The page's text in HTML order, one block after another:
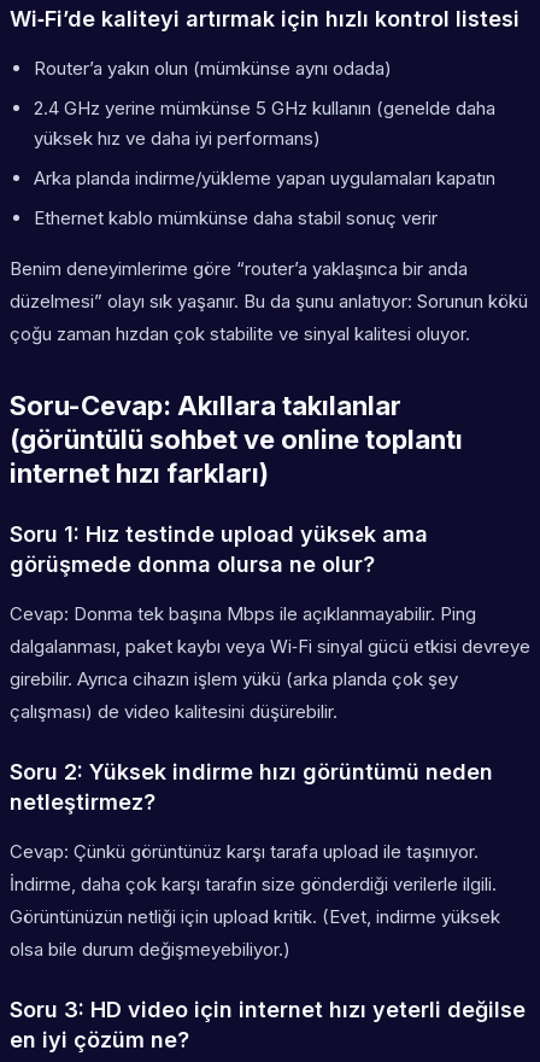
Wi‑Fi’de kaliteyi artırmak için hızlı kontrol listesi
Router’a yakın olun (mümkünse aynı odada)
2.4 GHz yerine mümkünse 5 GHz kullanın (genelde daha
yüksek hız ve daha iyi performans)
Arka planda indirme/yükleme yapan uygulamaları kapatın
Ethernet kablo mümkünse daha stabil sonuç verir
Benim deneyimlerime göre “router’a yaklaşınca bir anda
düzelmesi” olayı sık yaşanır. Bu da şunu anlatıyor: Sorunun kökü
çoğu zaman hızdan çok stabilite ve sinyal kalitesi oluyor.
Soru-Cevap: Akıllara takılanlar
(görüntülü sohbet ve online toplantı
internet hızı farkları)
Soru 1: Hız testinde upload yüksek ama
görüşmede donma olursa ne olur?
Cevap: Donma tek başına Mbps ile açıklanmayabilir. Ping
dalgalanması, paket kaybı veya Wi‑Fi sinyal gücü etkisi devreye
girebilir. Ayrıca cihazın işlem yükü (arka planda çok şey
çalışması) de video kalitesini düşürebilir.
Soru 2: Yüksek indirme hızı görüntümü neden
netleştirmez?
Cevap: Çünkü görüntünüz karşı tarafa upload ile taşınıyor.
İndirme, daha çok karşı tarafın size gönderdiği verilerle ilgili.
Görüntünüzün netliği için upload kritik. (Evet, indirme yüksek
olsa bile durum değişmeyebiliyor.)
Soru 3: HD video için internet hızı yeterli değilse
en iyi çözüm ne?